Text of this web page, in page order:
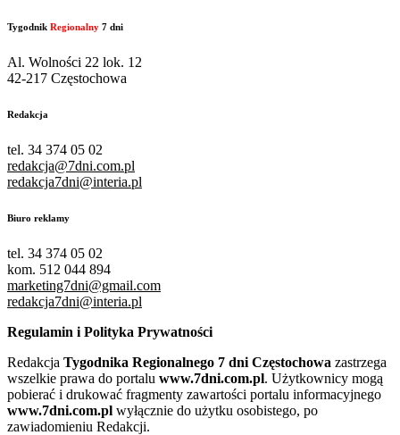
Tygodnik Regionalny 7 dni
Al. Wolności 22 lok. 12
42-217 Częstochowa
Redakcja
tel. 34 374 05 02
redakcja@7dni.com.pl
redakcja7dni@interia.pl
Biuro reklamy
tel. 34 374 05 02
kom. 512 044 894
marketing7dni@gmail.com
redakcja7dni@interia.pl
Regulamin i Polityka Prywatności
Redakcja Tygodnika Regionalnego 7 dni Częstochowa zastrzega
wszelkie prawa do portalu www.7dni.com.pl. Użytkownicy mogą
pobierać i drukować fragmenty zawartości portalu informacyjnego
www.7dni.com.pl wyłącznie do użytku osobistego, po
zawiadomieniu Redakcji.